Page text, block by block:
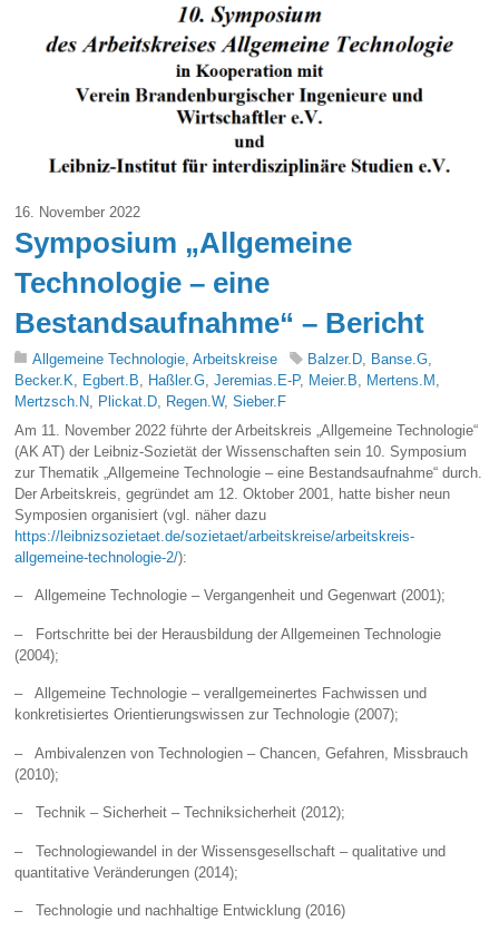
16. November 2022
Symposium „Allgemeine
Technologie – eine
Bestandsaufnahme“ – Bericht
Allgemeine Technologie ,Arbeitskreise Balzer.D Banse.G
Becker.K
Egbert.B Haßler.G ,Jeremias.E-P, Meier.B Mertens.M
Mertzsch.N Plickat.D Regen.W,Sieber.F
Am 11. November 2022 führte der Arbeitskreis „Allgemeine Technologie“
(AK AT) der Leibniz-Sozietät der Wissenschaften sein 10. Symposium
zur Thematik „Allgemeine Technologie – eine Bestandsaufnahme“ durch.
Der Arbeitskreis, gegründet am 12. Oktober 2001, hatte bisher neun
Symposien organisiert (vgl. näher dazu
https://leibnizsozietaet.de/sozietaet/arbeitskreise/arbeitskreis-
allgemeine-technologie-2/):
– Allgemeine Technologie – Vergangenheit und Gegenwart (2001);
– Fortschritte bei der Herausbildung der Allgemeinen Technologie
(2004);
– Allgemeine Technologie – verallgemeinertes Fachwissen und
konkretisiertes Orientierungswissen zur Technologie (2007);
– Ambivalenzen von Technologien – Chancen, Gefahren, Missbrauch
(2010);
– Technik – Sicherheit – Techniksicherheit (2012);
– Technologiewandel in der Wissensgesellschaft – qualitative und
quantitative Veränderungen (2014);
– Technologie und nachhaltige Entwicklung (2016)